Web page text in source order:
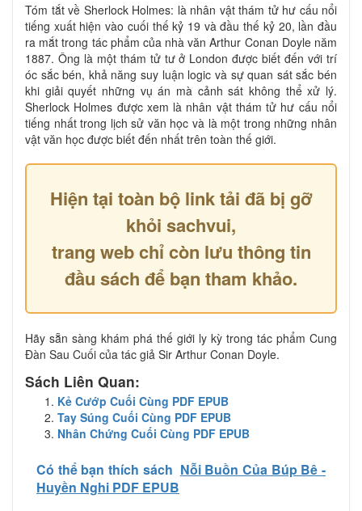
Tóm tắt về Sherlock Holmes: là nhân vật thám tử hư cấu nổi
tiếng xuất hiện vào cuối thế kỷ 19 và đầu thế kỷ 20, lần đầu
ra mắt trong tác phẩm của nhà văn Arthur Conan Doyle năm
1887. Ông là một thám tử tư ở London được biết đến với trí
óc sắc bén, khả năng suy luận logic và sự quan sát sắc bén
khi giải quyết những vụ án mà cảnh sát không thể xử lý.
Sherlock Holmes được xem là nhân vật thám tử hư cấu nổi
tiếng nhất trong lịch sử văn học và là một trong những nhân
vật văn học được biết đến nhất trên toàn thế giới.
Hiện tại toàn bộ link tải đã bị gỡ
khỏi sachvui,
trang web chỉ còn lưu thông tin
đầu sách để bạn tham khảo.
Hãy sẵn sàng khám phá thế giới ly kỳ trong tác phẩm Cung
Đàn Sau Cuối của tác giả Sir Arthur Conan Doyle.
Sách Liên Quan:
Kẻ Cướp Cuối Cùng PDF EPUB
Tay Súng Cuối Cùng PDF EPUB
Nhân Chứng Cuối Cùng PDF EPUB
Có thể bạn thích sách Nỗi Buồn Của Búp Bê -
Huyền Nghi PDF EPUB